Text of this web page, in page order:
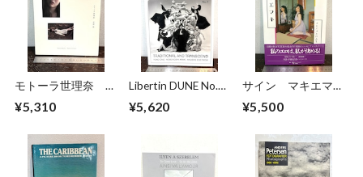
モトーラ世理奈
¥5,310
Libertin DUNE No.5
TRANSCEND
¥5,620
サイン マキエマキ
¥5,500